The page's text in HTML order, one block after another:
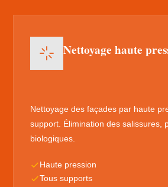
Nettoyage haute
Nettoyage des façades par haute
support. Élimination des salissures,
biologiques.
Haute pression
Tous supports